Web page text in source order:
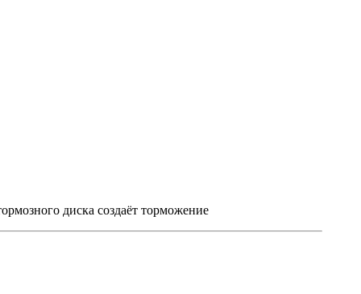
диска создаёт торможение